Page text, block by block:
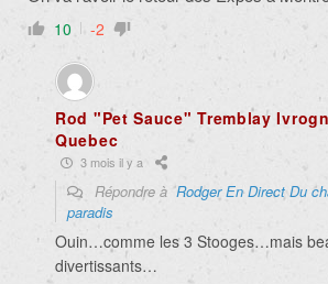
10 -2
Rod "Pet Sauce" Tremblay
Quebec
3 mois il y a
Répondre àRodger En Direct Du
paradis
Ouin…comme les 3 Stooges…mais
divertissants…